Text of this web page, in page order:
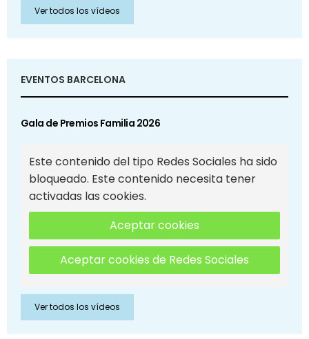
Ver todos los vídeos
EVENTOS BARCELONA
Gala de Premios Familia 2026
Este contenido del tipo Redes Sociales ha sido
bloqueado. Este contenido necesita tener
activadas las cookies.
Aceptar cookies
Aceptar cookies de Redes Sociales
Ver todos los vídeos